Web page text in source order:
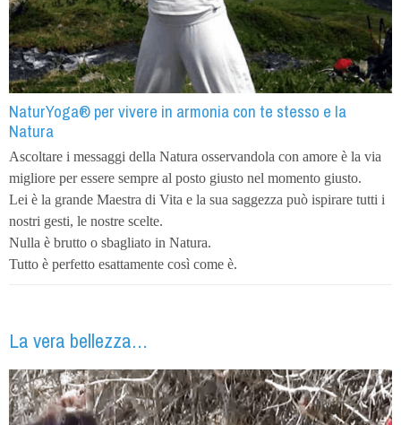
NaturYoga® per vivere in armonia con te stesso e la
Natura
Ascoltare i messaggi della Natura osservandola con amore è la via
migliore per essere sempre al posto giusto nel momento giusto.
Lei è la grande Maestra di Vita e la sua saggezza può ispirare tutti i
nostri gesti, le nostre scelte.
Nulla è brutto o sbagliato in Natura.
Tutto è perfetto esattamente così come è.
La vera bellezza…